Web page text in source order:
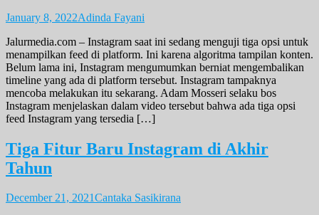
January 8, 2022Adinda Fayani
Jalurmedia.com – Instagram saat ini sedang menguji tiga opsi untuk
menampilkan feed di platform. Ini karena algoritma tampilan konten.
Belum lama ini, Instagram mengumumkan berniat mengembalikan
timeline yang ada di platform tersebut. Instagram tampaknya
mencoba melakukan itu sekarang. Adam Mosseri selaku bos
Instagram menjelaskan dalam video tersebut bahwa ada tiga opsi
feed Instagram yang tersedia […]
Tiga Fitur Baru Instagram di Akhir
Tahun
December 21, 2021Cantaka Sasikirana